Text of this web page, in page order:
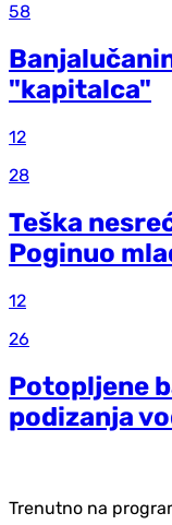
58
"kapitalca"
12
28
Teška
Poginuo
12
26
Potopljene
podizanja
Trenutno na